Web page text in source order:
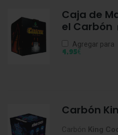
Caja de
el Carbón
Agregar para
4,95€
Carbón
Carbón King